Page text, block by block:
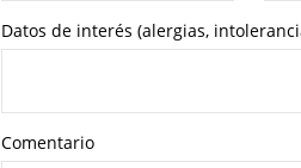
Datos de interés (alergias,
Comentario